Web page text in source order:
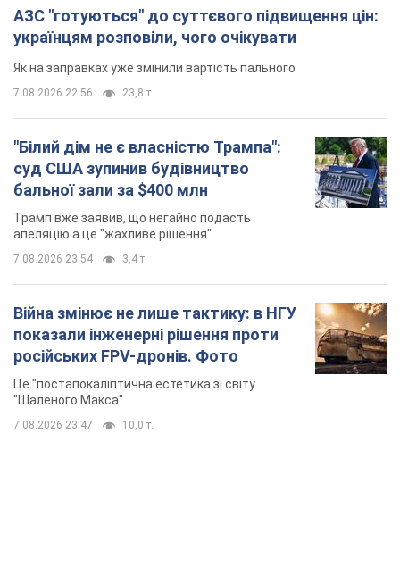
АЗС "готуються" до суттєвого підвищення цін:
українцям розповіли, чого очікувати
Як на заправках уже змінили вартість пального
7.08.2026 22:56 23,8 т.
"Білий дім не є власністю Трампа":
суд США зупинив будівництво
бальної зали за $400 млн
Трамп вже заявив, що негайно подасть
апеляцію а це "жахливе рішення"
7.08.2026 23:54 3,4 т.
Війна змінює не лише тактику: в НГУ
показали інженерні рішення проти
російських FPV-дронів. Фото
Це "постапокаліптична естетика зі світу
"Шаленого Макса"
7.08.2026 23:47 10,0 т.